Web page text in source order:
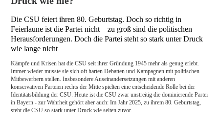
Die CSU feiert ihren 80. Geburtstag. Doch so richtig in
Feierlaune ist die Partei nicht – zu groß sind die politischen
Herausforderungen. Doch die Partei steht so stark unter Druck
wie lange nicht
Kämpfe und Krisen hat die CSU seit ihrer Gründung 1945 mehr als genug erlebt.
Immer wieder musste sie sich oft harten Debatten und Kampagnen mit politischen
Mitbewerbern stellen. Insbesondere Auseinandersetzungen mit anderen
konservativen Parteien rechts der Mitte spielten eine entscheidende Rolle bei der
Identitätsbildung der CSU. Heute ist die CSU zwar unstreitig die dominierende Partei
in Bayern - zur Wahrheit gehört aber auch: Im Jahr 2025, zu ihrem 80. Geburtstag,
steht die CSU so stark unter Druck wie selten zuvor.